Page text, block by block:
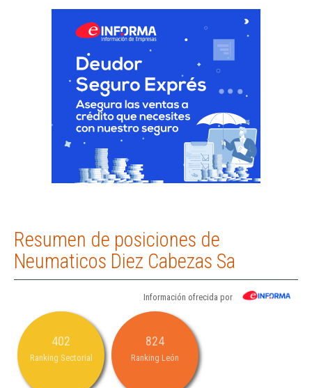
Resumen de posiciones de
Neumaticos Diez Cabezas Sa
Información ofrecida por
402
Ranking Sectorial
824
Ranking León